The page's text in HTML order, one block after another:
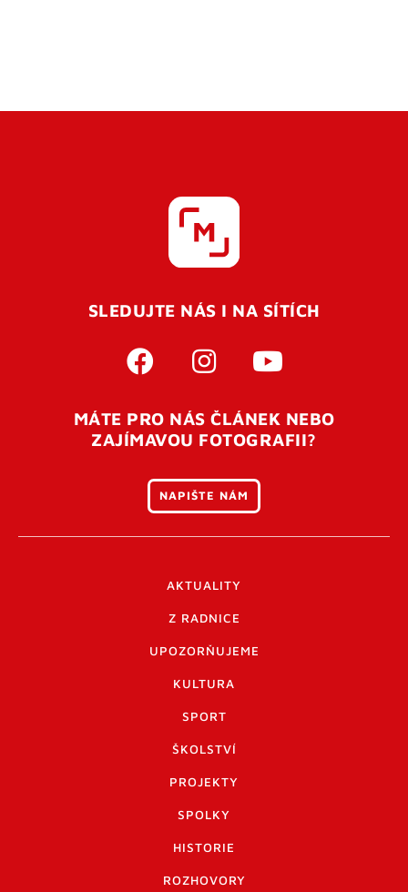
SLEDUJTE NÁS I NA SÍTÍCH
MÁTE PRO NÁS ČLÁNEK NEBO
ZAJÍMAVOU FOTOGRAFII?
NAPIŠTE NÁM
AKTUALITY
Z RADNICE
UPOZORŇUJEME
KULTURA
SPORT
ŠKOLSTVÍ
PROJEKTY
SPOLKY
HISTORIE
ROZHOVORY